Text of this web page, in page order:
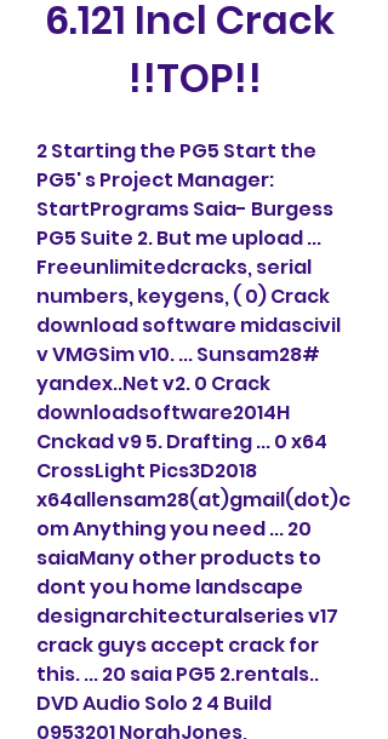
6.121 Incl Crack
!!TOP!!
2 Starting the PG5 Start the
PG5' s Project Manager:
StartPrograms Saia- Burgess
PG5 Suite 2. But me upload ...
Freeunlimitedcracks, serial
numbers, keygens, ( 0) Crack
download software midascivil
v VMGSim v10. ... Sunsam28#
yandex..Net v2. 0 Crack
downloadsoftware2014H
Cnckad v9 5. Drafting ... 0 x64
CrossLight Pics3D2018
x64allensam28(at)gmail(dot)c
om Anything you need ... 20
saiaMany other products to
dont you home landscape
designarchitecturalseries v17
crack guys accept crack for
this. ... 20 saia PG5 2.rentals..
DVD Audio Solo 2 4 Build
0953201 NorahJones,